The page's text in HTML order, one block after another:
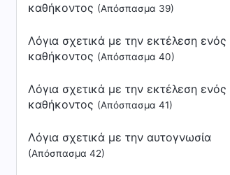
καθήκοντος (Απόσπασμα 39)
Λόγια σχετικά με την εκτέλεση ενός
καθήκοντος (Απόσπασμα 40)
Λόγια σχετικά με την εκτέλεση ενός
καθήκοντος (Απόσπασμα 41)
Λόγια σχετικά με την αυτογνωσία
(Απόσπασμα 42)